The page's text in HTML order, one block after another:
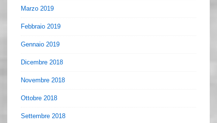
Marzo 2019
Febbraio 2019
Gennaio 2019
Dicembre 2018
Novembre 2018
Ottobre 2018
Settembre 2018